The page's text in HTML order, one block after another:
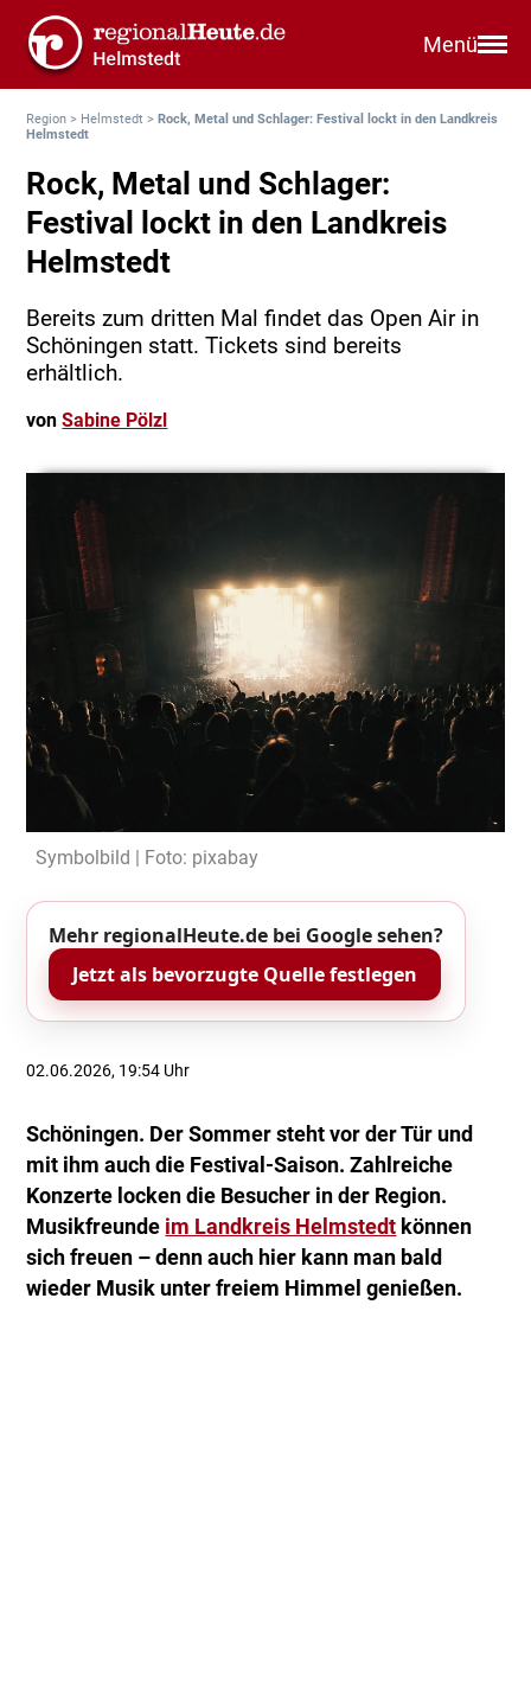
Menü
Region > Helmstedt >Rock, Metal und Schlager: Festival lockt in den Landkreis
Helmstedt
Rock, Metal und Schlager:
Festival lockt in den Landkreis
Helmstedt
Bereits zum dritten Mal findet das Open Air in
Schöningen statt. Tickets sind bereits
erhältlich.
vonSabine Pölzl
Symbolbild | Foto: pixabay
Mehr regionalHeute.de bei Google sehen?
Jetzt als bevorzugte Quelle festlegen
02.06.2026, 19:54 Uhr
Schöningen. Der Sommer steht vor der Tür und
mit ihm auch die Festival-Saison. Zahlreiche
Konzerte locken die Besucher in der Region.
Musikfreunde im Landkreis Helmstedt können
sich freuen – denn auch hier kann man bald
wieder Musik unter freiem Himmel genießen.